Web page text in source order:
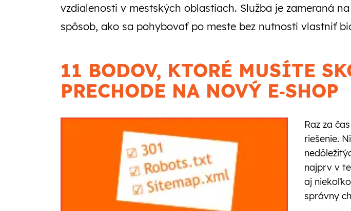
vzdialenosti v mestských oblastiach. Služba je zameraná
spôsob, ako sa pohybovať po meste bez nutnosti vlastniť
11 BODOV, KTORÉ MUSÍTE
PRECHODE NA NOVÝ E‑SHOP
Raz za
riešenie.
najprv v
aj
správny